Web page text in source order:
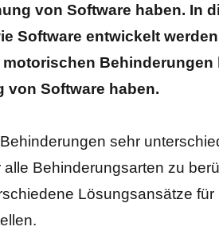
von Software haben. In
Software entwickelt
Behinderungen
von Software haben.
sehr
Behinderungsarten zu
Lösungsansätze